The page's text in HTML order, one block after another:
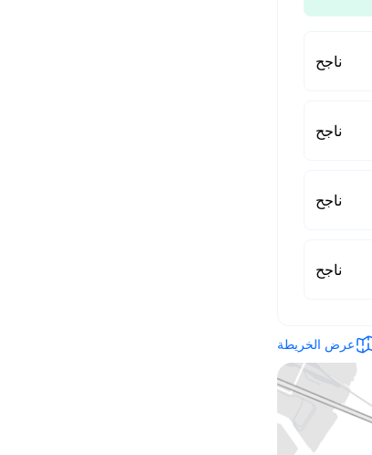
ناجح
ناجح
ناجح
ناجح
عرض الخريطة